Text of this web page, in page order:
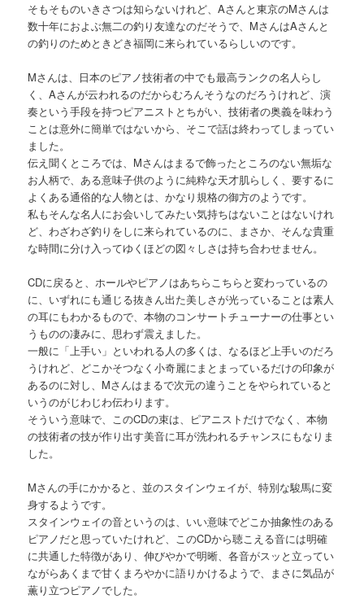
そもそものいきさつは知らないけれど、Aさんと東京のMさんは
数十年におよぶ無二の釣り友達なのだそうで、MさんはAさんと
の釣りのためときどき福岡に来られているらしいのです。
Mさんは、日本のピアノ技術者の中でも最高ランクの名人らし
く、Aさんが云われるのだからむろんそうなのだろうけれど、演
奏という手段を持つピアニストとちがい、技術者の奥義を味わう
ことは意外に簡単ではないから、そこで話は終わってしまってい
ました。
伝え聞くところでは、Mさんはまるで飾ったところのない無垢な
お人柄で、ある意味子供のように純粋な天才肌らしく、要するに
よくある通俗的な人物とは、かなり規格の御方のようです。
私もそんな名人にお会いしてみたい気持ちはないことはないけれ
ど、わざわざ釣りをしに来られているのに、まさか、そんな貴重
な時間に分け入ってゆくほどの図々しさは持ち合わせません。
CDに戻ると、ホールやピアノはあちらこちらと変わっているの
に、いずれにも通じる抜きん出た美しさが光っていることは素人
の耳にもわかるもので、本物のコンサートチューナーの仕事とい
うものの凄みに、思わず震えました。
一般に「上手い」といわれる人の多くは、なるほど上手いのだろ
うけれど、どこかそつなく小奇麗にまとまっているだけの印象が
あるのに対し、Mさんはまるで次元の違うことをやられていると
いうのがじわじわ伝わります。
そういう意味で、このCDの束は、ピアニストだけでなく、本物
の技術者の技が作り出す美音に耳が洗われるチャンスにもなりま
した。
Mさんの手にかかると、並のスタインウェイが、特別な駿馬に変
身するようです。
スタインウェイの音というのは、いい意味でどこか抽象性のある
ピアノだと思っていたけれど、このCDから聴こえる音には明確
に共通した特徴があり、伸びやかで明晰、各音がスッと立ってい
ながらあくまで甘くまろやかに語りかけるようで、まさに気品が
薫り立つピアノでした。